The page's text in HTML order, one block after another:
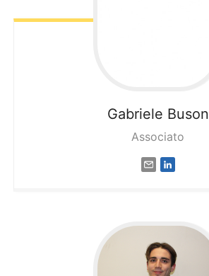
Gabriele Buson
Associato